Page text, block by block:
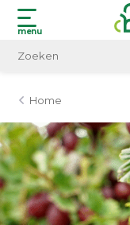
menu
Home